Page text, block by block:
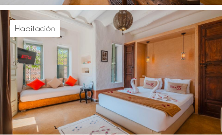
Habitación